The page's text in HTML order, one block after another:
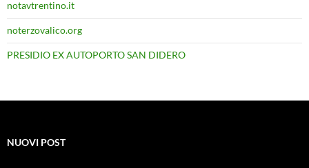
notavtrentino.it
noterzovalico.org
PRESIDIO EX AUTOPORTO SAN DIDERO
NUOVI POST